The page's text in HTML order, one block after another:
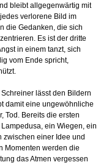
bleibt allgegenwärtig mit
verlorene Bild im
die Gedanken, die sich
Es ist der dritte
in einem tanzt, sich
vom Ende spricht,
lässt den Bildern
damit eine ungewöhnliche
Tod. Bereits die ersten
ein Wiegen, ein
zwischen einer Idee und
Momenten werden die
das Atmen vergessen